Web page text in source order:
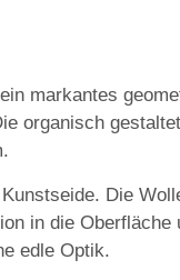
markantes
organisch
. Die
in die
edle Optik.